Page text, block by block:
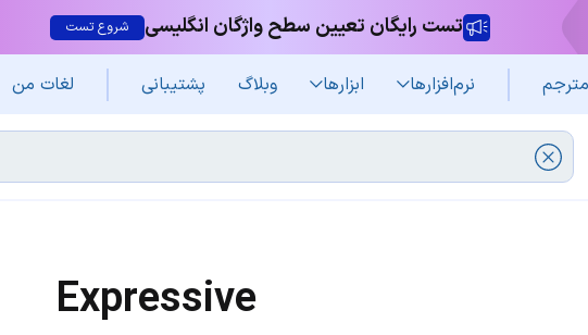
تست رایگان تعیین سطح واژگان انگلیسی شروع تست
مترجم نرم‌افزار‌ها ابزارها وبلاگ پشتیبانی لغات من
Expressive